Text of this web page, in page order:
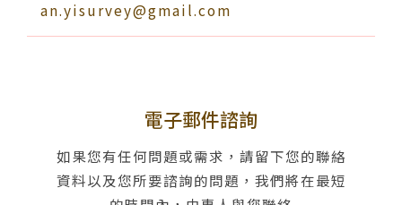
聯絡我們
an.yisurvey@gmail.com
電子郵件諮詢
如果您有任何問題或需求，請留下您的聯絡
資料以及您所要諮詢的問題，我們將在最短